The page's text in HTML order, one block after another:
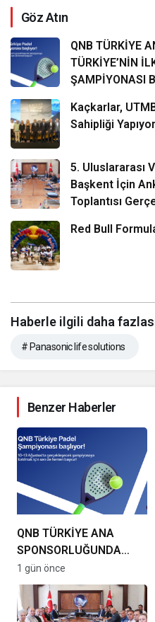
Göz Atın
QNB TÜRKİYE
TÜRKİYE’NİN
ŞAMPİYONASI
Kaçkarlar,
Sahipliği Yapıyor
5. Uluslararası
Başkent İçin
Toplantısı
Red Bull
Haberle ilgili daha
# Panasonic life solutions
Benzer Haberler
QNB TÜRKİYE ANA
SPONSORLUĞUNDA
TÜRKİYE’NİN İLK PADEL
TÜRKİYE ŞAMPİYONASI
BAŞLIYOR
1 gün önce